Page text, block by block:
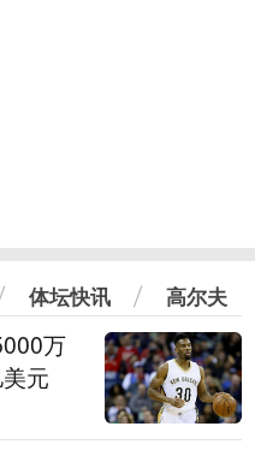
体坛快讯 高尔夫
万
元